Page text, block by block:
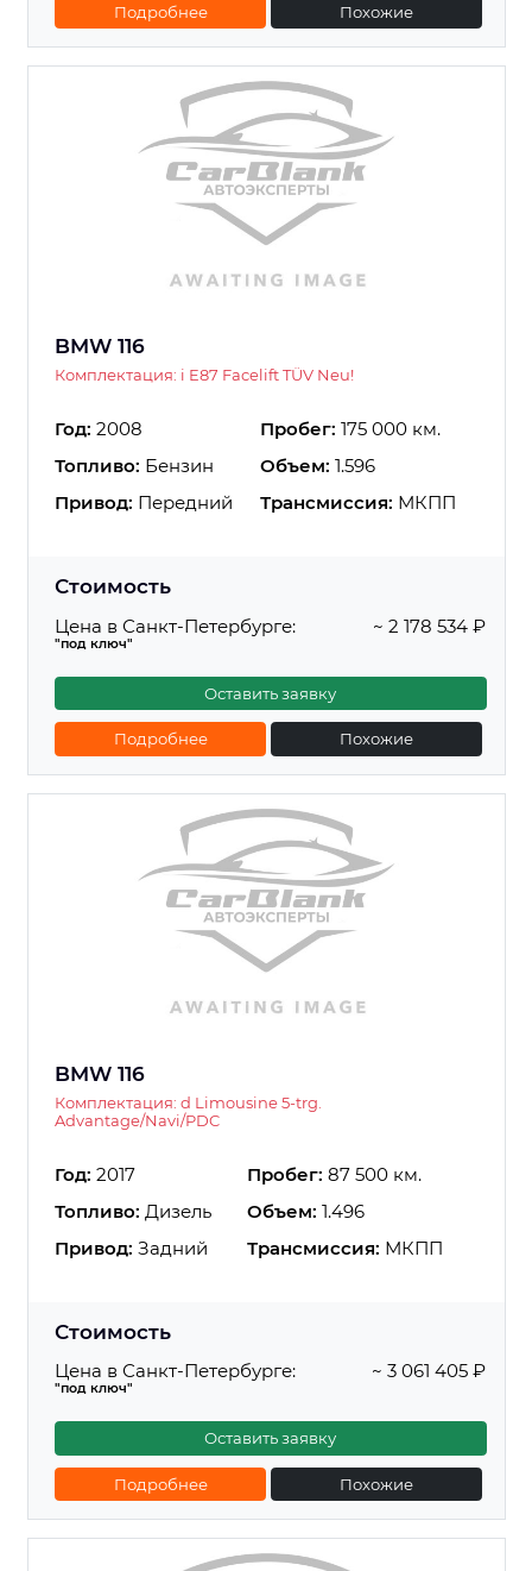
Подробнее Похожие
BMW 116
Комплектация: i E87 Facelift TÜV Neu!
Год: 2008 Пробег: 175 000 км.
Топливо: Бензин Объем: 1.596
Привод: Передний Трансмиссия: МКПП
Стоимость
Цена в Санкт-Петербурге:
"под ключ"
~ 2 178 534 ₽
Оставить заявку
Подробнее Похожие
BMW 116
Комплектация: d Limousine 5-trg.
Advantage/Navi/PDC
Год: 2017 Пробег: 87 500 км.
Топливо: Дизель Объем: 1.496
Привод: Задний Трансмиссия: МКПП
Стоимость
Цена в Санкт-Петербурге:
"под ключ"
~ 3 061 405 ₽
Оставить заявку
Подробнее Похожие